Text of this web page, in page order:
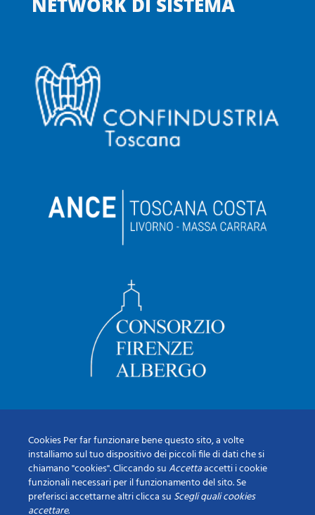
Cookies Per far funzionare bene questo sito, a volte
installiamo sul tuo dispositivo dei piccoli file di dati che si
chiamano "cookies". Cliccando suAccettaaccetti i cookie
funzionali necessari per il funzionamento del sito. Se
preferisci accettarne altri clicca su Scegli quali cookies
accettare.